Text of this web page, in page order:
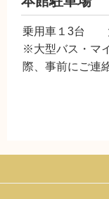
乗用車１3台
※大型バス・マ
際、事前にご連